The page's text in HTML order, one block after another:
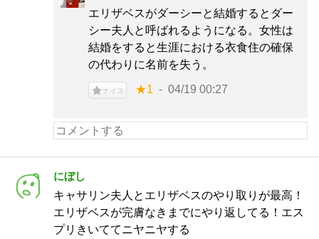
エリザベスがダーシーと結婚するとダー
シー夫人と呼ばれるようになる。女性は
結婚をすると生涯における衣食住の確保
の代わりに名前を失う。
ナイス ★1 04/19 00:27
にぼし
キャサリン夫人とエリザベスのやり取りが最高！
エリザベスが完膚なきまでにやり返してる！エス
プリきいててニヤニヤする